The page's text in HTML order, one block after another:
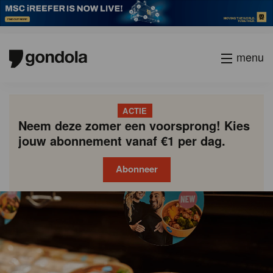
menu
ACTIE
Neem deze zomer een voorsprong! Kies
jouw abonnement vanaf €1 per dag.
Abonneer
Gondola
academy
Gondola
society